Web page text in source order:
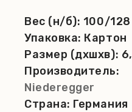
Вес (н/б): 100/128
Упаковка: Картон
Размер (дхшхв):
Производитель:
Niederegger
Страна: Германия